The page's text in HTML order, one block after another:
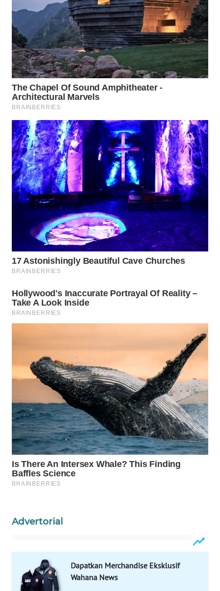
Advertorial
Dapatkan Merchandise Eksklusif
Wahana News
PRIANGAN
TIMUR
WN
SEMARANG
WN
SOLO
WN
BOROBUDUR
WN
MADURA
WN
SURABAYA
WN
NATUNA
WN
WN
LIKUPANG
WN
LABUANBAJO
WN
BORNEO
Wahana
Media
Group
WAHANA
ADVOKAT